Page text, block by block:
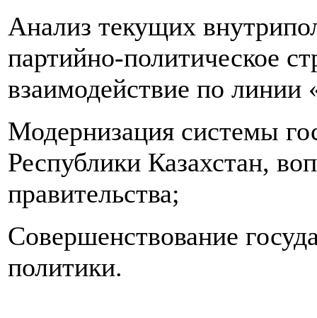
Анализ текущих
партийно-политическое
взаимодействие по линии
Модернизация системы
Республики Казахстан,
правительства;
Совершенствование
политики.